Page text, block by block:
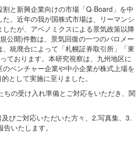
と新興企業向けの市場「Q-Board」を中
。近年の我が国株式市場は、リーマンシ
たが、アベノミクスによる景気政策以降
公開)件数は、景気回復の一つのバロメー
統廃合によって「札幌証券取引所」「東
ております。本研究視察は、九州地区に
ベンチャー企業や中小企業が株式上場を
として実施に至りました。
の受け入れ準備とご対応をいただき、関
びご対応いただいた方々、2.写真集、3.
いたします。